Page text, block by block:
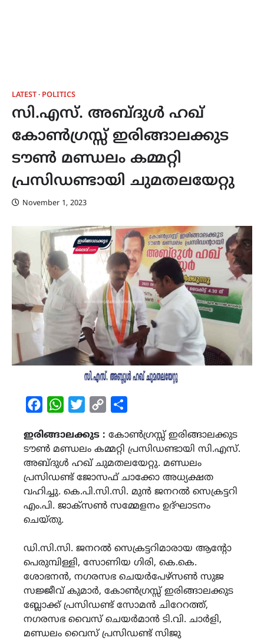
LATEST POLITICS
സി.എസ്. അബ്ദുൾ ഹഖ്
കോൺഗ്രസ്സ് ഇരിങ്ങാലക്കുട
ടൗൺ മണ്ഡലം കമ്മറ്റി
പ്രസിഡണ്ടായി ചുമതലയേറ്റു
November 1, 2023
FacebookWhatsAppTwitterCopy
ഇരിങ്ങാലക്കുട : കോൺഗ്രസ്സ് ഇരിങ്ങാലക്കുട
ടൗൺ മണ്ഡലം കമ്മറ്റി പ്രസിഡണ്ടായി സി.എസ്.
അബ്ദുൾ ഹഖ് ചുമതലയേറ്റു. മണ്ഡലം
പ്രസിഡണ്ട് ജോസഫ് ചാക്കോ അധ്യക്ഷത
വഹിച്ചു. കെ.പി.സി.സി. മുൻ ജനറൽ സെക്രട്ടറി
എം.പി. ജാക്സൺ സമ്മേളനം ഉദ്ഘാടനം
ചെയ്തു.
ഡി.സി.സി. ജനറൽ സെക്രട്ടറിമാരായ ആന്റോ
പെരുമ്പിള്ളി, സോണിയ ഗിരി, കെ.കെ.
ശോഭനൻ, നഗരസഭ ചെയർപേഴ്സൺ സുജ
സജ്ജീവ് കുമാർ, കോൺഗ്രസ്സ് ഇരിങ്ങാലക്കുട
ബ്ലോക്ക് പ്രസിഡണ്ട് സോമൻ ചിറേറത്ത്,
നഗരസഭ വൈസ് ചെയർമാൻ ടി.വി. ചാർളി,
മണ്ഡലം വൈസ് പ്രസിഡണ്ട് സിജു